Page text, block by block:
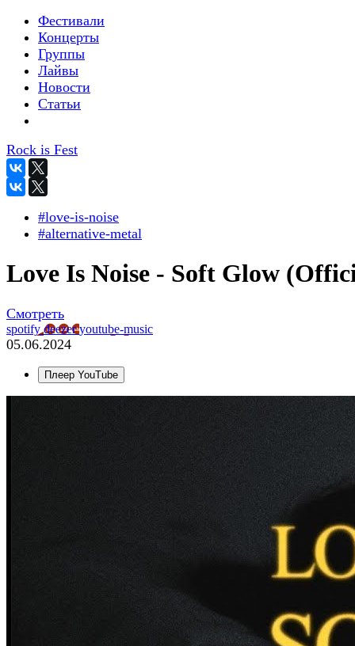
Фестивали
Концерты
Группы
Лайвы
Новости
Статьи
Rock is Fest
#love-is-noise
#alternative-metal
Love Is Noise - Soft Glow
Смотреть
spotifydeezeryoutube-music
05.06.2024
Плеер YouTube